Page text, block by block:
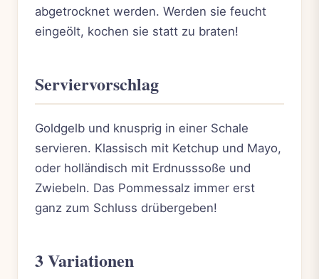
abgetrocknet werden. Werden sie feucht
eingeölt, kochen sie statt zu braten!
Serviervorschlag
Goldgelb und knusprig in einer Schale
servieren. Klassisch mit Ketchup und Mayo,
oder holländisch mit Erdnusssoße und
Zwiebeln. Das Pommessalz immer erst
ganz zum Schluss drübergeben!
3 Variationen